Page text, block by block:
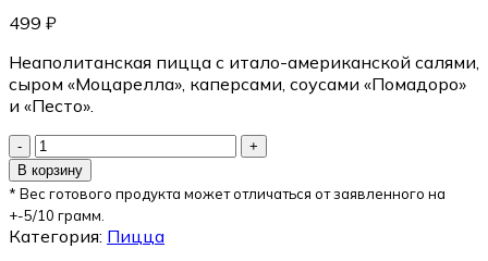
499 ₽
Неаполитанская пицца с итало-американской салями,
сыром «Моцарелла», каперсами, соусами «Помадоро»
и «Песто».
В корзину
* Вес готового продукта может отличаться от заявленного на
+-5/10 грамм.
Категория: Пицца